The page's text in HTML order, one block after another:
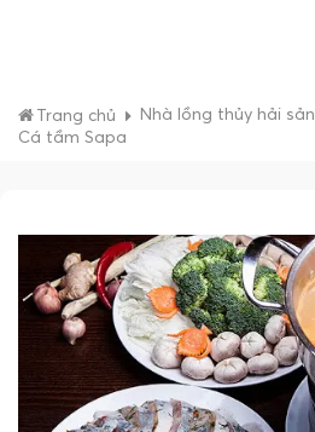
Trang chủ Nhà lồng thủy hải sản
Cá tầm Sapa